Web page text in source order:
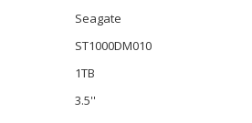
Seagate
ST1000DM010
1TB
3.5''